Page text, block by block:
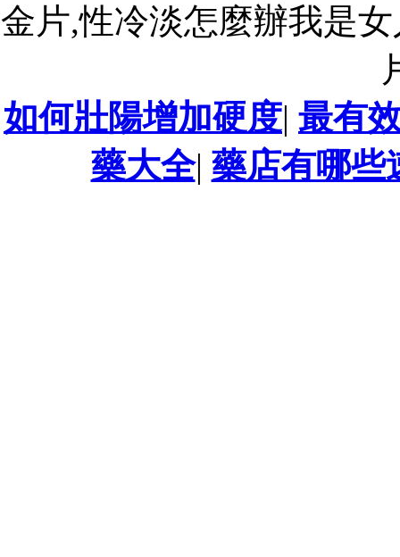
金片,性冷淡怎麼辦我是
如何壯陽增加硬度| 最有
藥大全| 藥店有哪些